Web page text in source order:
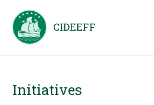
Initiatives